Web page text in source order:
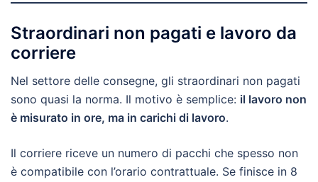
Straordinari non pagati e lavoro da
corriere
Nel settore delle consegne, gli straordinari non pagati
sono quasi la norma. Il motivo è semplice: il lavoro non
è misurato in ore, ma in carichi di lavoro.
Il corriere riceve un numero di pacchi che spesso non
è compatibile con l’orario contrattuale. Se finisce in 8